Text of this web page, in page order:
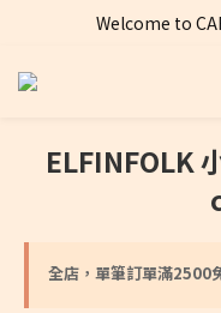
全店
Welcome to
全店
ELFINFOLK
全店，單筆訂單滿2500